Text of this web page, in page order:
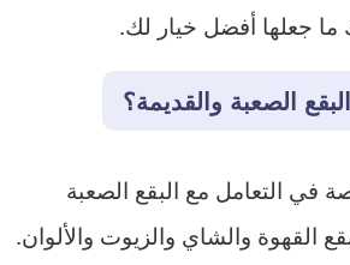
ما جعلها أفضل خيار لك.
الصعبة والقديمة؟
في التعامل مع البقع الصعبة
القهوة والشاي والزيوت والألوان.